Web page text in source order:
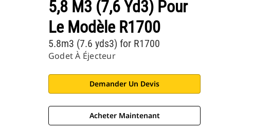
5,8 M3 (7,6 Yd3) Pour
Le Modèle R1700
Godet À Éjecteur
5.8m3 (7.6 yds3) for R1700
Demander Un Devis
Acheter Maintenant